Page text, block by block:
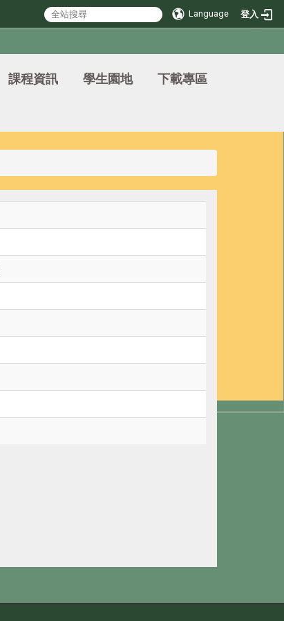
Language 登入
課程資訊 學生園地
下載專區